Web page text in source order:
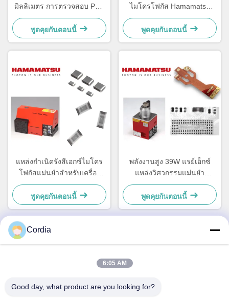
มิลลิเมตร การตรวจสอบ PCB
FOD สั้น
พูดคุยกันตอนนี้
ไมโครโฟกัส Hamamatsu
L10951 50W เสถียรภาพสูง
ทนทาน
พูดคุยกันตอนนี้
แหล่งกำเนิดรังสีเอกซ์ไมโคร
โฟกัสแม่นยำสำหรับเครื่อง
ตรวจสอบรังสีเอกซ์แบบอิน
ไลน์
พูดคุยกันตอนนี้
พลังงานสูง 39W แรย์เอ็กซ์
แหล่งวิศวกรรมแม่นยํา
Hamamatsu L9181-05
พูดคุยกันตอนนี้
5F,B3, โรงงานอุตสาหกรรม Anda Electronics, ชุมชน Heping,
Cordia
6:05 AM
Good day, what product are you looking for?